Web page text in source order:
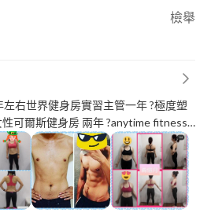
檢舉
右世界健身房實習主管一年 ?️極度塑
可爾斯健身房 兩年 ?️anytime fitness
短期目標達成 ?針對想要的健身型態
你不藏私，避免你在健身遇到傷害，
達到健康心靈上提升，以及成就調整